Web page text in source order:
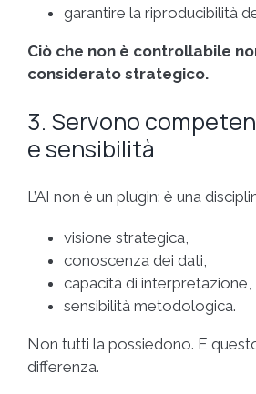
garantire la riproducibilità
Ciò che non è controllabile
considerato strategico.
3. Servono
e sensibilità
L’AI non è un plugin: è una
visione strategica,
conoscenza dei dati,
capacità di interpretazione,
sensibilità metodologica.
Non tutti la possiedono. E
differenza.